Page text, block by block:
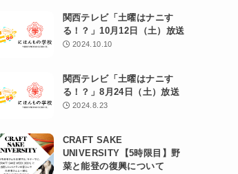
関西テレビ「土曜はナニす
る！？」10月12日（土）放送
2024.10.10
関西テレビ「土曜はナニす
る！？」8月24日（土）放送
2024.8.23
CRAFT SAKE
UNIVERSITY【5時限目】野
菜と能登の復興について